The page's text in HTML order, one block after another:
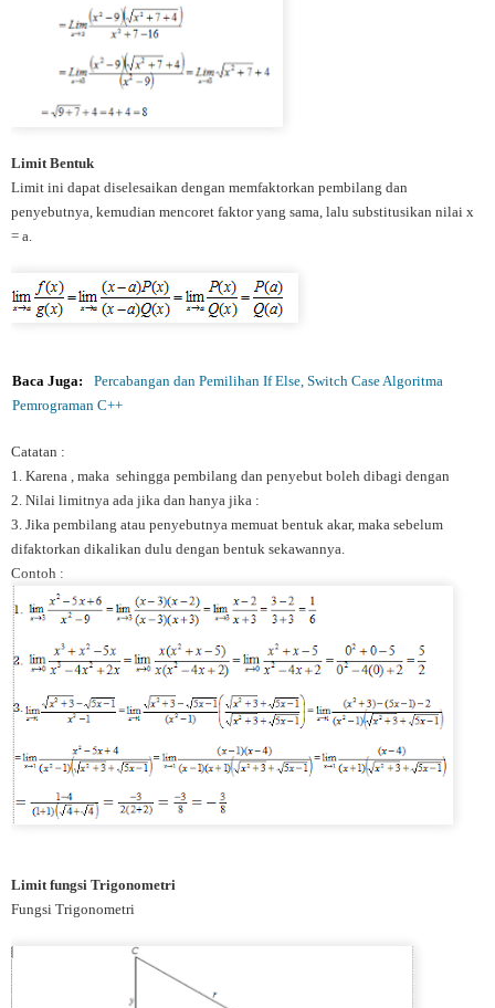
Limit Bentuk
Limit ini dapat diselesaikan dengan memfaktorkan pembilang dan
penyebutnya, kemudian mencoret faktor yang sama, lalu substitusikan nilai x
= a.
Baca Juga:
Percabangan dan Pemilihan If Else, Switch Case Algoritma
Pemrograman C++
Catatan :
1. Karena , maka sehingga pembilang dan penyebut boleh dibagi dengan
2. Nilai limitnya ada jika dan hanya jika :
3. Jika pembilang atau penyebutnya memuat bentuk akar, maka sebelum
difaktorkan dikalikan dulu dengan bentuk sekawannya.
Contoh :
Limit fungsi Trigonometri
Fungsi Trigonometri